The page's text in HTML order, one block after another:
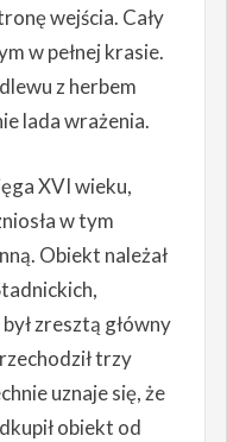
wejścia. Cały
w pełnej krasie.
z herbem
lada wrażenia.
XVI wieku,
w tym
Obiekt należał
zresztą główny
trzy
uznaje się, że
obiekt od